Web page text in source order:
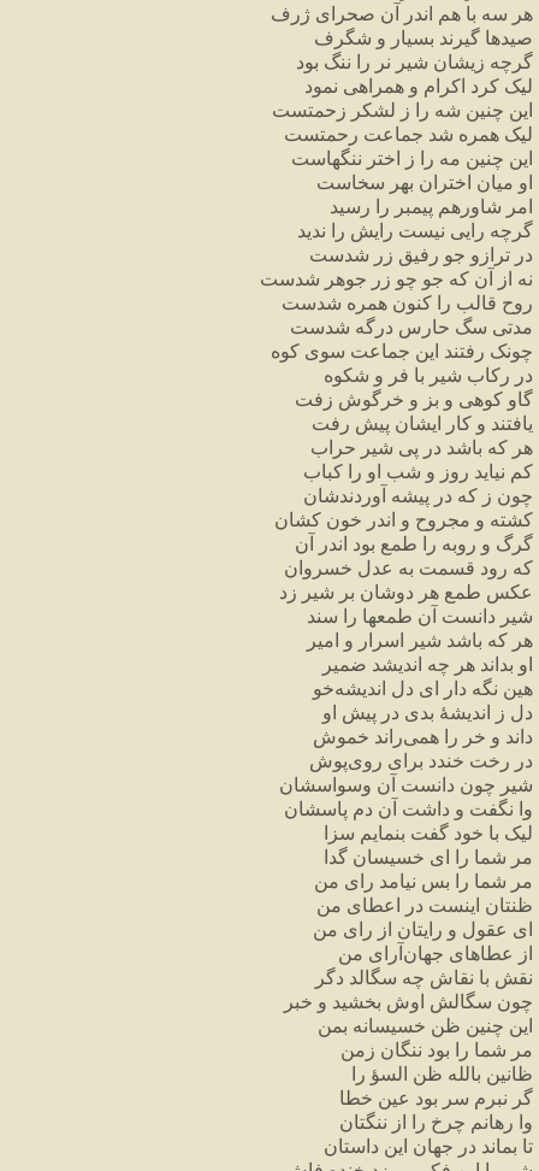
هر سه با هم اندر آن صحرای ژرف
صیدها گیرند بسیار و شگرف
گرچه زیشان شیر نر را ننگ بود
لیک کرد اکرام و همراهی نمود
این چنین شه را ز لشکر زحمتست
لیک همره شد جماعت رحمتست
این چنین مه را ز اختر ننگهاست
او میان اختران بهر سخاست
امر شاورهم پیمبر را
رسید
گرچه رایی نیست رایش را
ندید
در ترازو جو رفیق زر شدست
نه از آن که جو چو زر جوهر شدست
روح قالب را کنون همره شدست
مدتی سگ حارس درگه شدست
چونک رفتند این جماعت سوی کوه
در رکاب شیر با فر و شکوه
گاو کوهی و بز و خرگوش زفت
یافتند و کار ایشان پیش رفت
هر که باشد در پی شیر حراب
کم نیاید روز و شب او را
کباب
چون ز که در پیشه آوردندشان
کشته و مجروح و اندر خون کشان
گرگ و روبه را طمع بود اندر
آن
که رود قسمت به عدل خسروان
عکس طمع هر دوشان بر شیر زد
شیر دانست آن طمعها را
سند
هر که باشد شیر اسرار و امیر
او بداند هر چه اندیشد ضمیر
هین نگه دار ای دل اندیشهخو
دل ز اندیشهٔ بدی در پیش او
داند و خر را همیراند خموش
در رخت خندد برای رویپوش
شیر چون دانست آن وسواسشان
وا نگفت و داشت آن دم پاسشان
لیک با خود گفت بنمایم سزا
مر شما را ای خسیسان گدا
مر شما را بس نیامد رای من
ظنتان اینست در اعطای من
ای عقول و رایتان از رای من
از
عطاهای جهان آرای من
نقش با نقاش چه سگالد دگر
چون سگالش اوش بخشید و خبر
این چنین ظن خسیسانه بمن
مر شما را بود ننگان زمن
ظانین بالله ظن السؤ را
گر نبرم سر بود عین خطا
وا رهانم چرخ را از ننگتان
تا بماند در جهان این داستان